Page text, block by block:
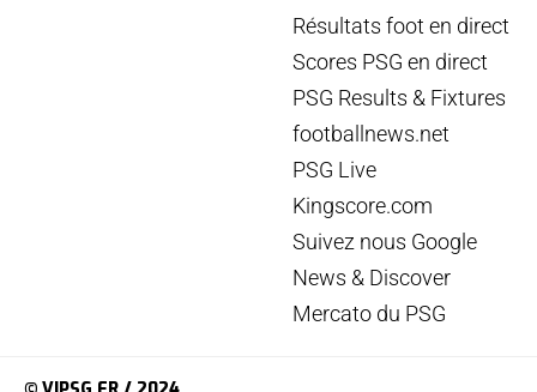
Résultats foot en direct
Scores PSG en direct
PSG Results & Fixtures
footballnews.net
PSG Live
Kingscore.com
Suivez nous Google
News & Discover
Mercato du PSG